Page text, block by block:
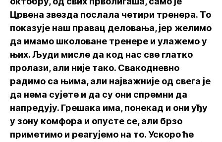
Црвена звезда послала четири тренера. То
показује наш правац деловања, јер желимо
да имамо школоване тренере и улажемо у
њих. Људи мисле да код нас све глатко
пролази, али није тако. Свакодневно
радимо са њима, али најважније од свега је
да нема сујете и да су они спремни да
напредују. Грешака има, понекад и они уђу
у зону комфора и опусте се, али брзо
приметимо и реагујемо на то. Ускоро ће